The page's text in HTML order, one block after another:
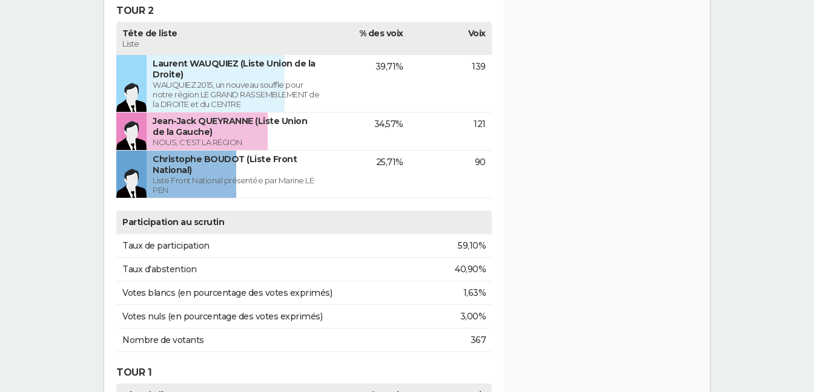
TOUR 2
Tête de liste
Liste
% des voix Voix
Laurent WAUQUIEZ (Liste Union de la
Droite)
WAUQUIEZ 2015, un nouveau souffle pour
notre région LE GRAND RASSEMBLEMENT de
la DROITE et du CENTRE
39,71% 139
Jean-Jack QUEYRANNE (Liste Union
de la Gauche)
NOUS, C'EST LA RÉGION
34,57% 121
Christophe BOUDOT (Liste Front
National)
Liste Front National présentée par Marine LE
PEN
25,71% 90
Participation au scrutin
Taux de participation 59,10%
Taux d'abstention 40,90%
Votes blancs (en pourcentage des votes exprimés) 1,63%
Votes nuls (en pourcentage des votes exprimés) 3,00%
Nombre de votants 367
TOUR 1